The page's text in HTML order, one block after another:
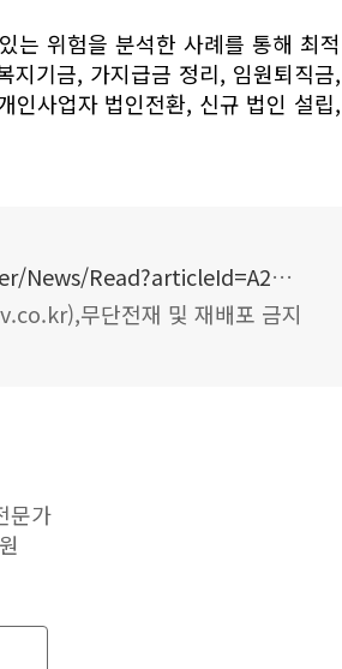
는 위험을 분석한 사례를 통해 최적
지기금, 가지급금 정리, 임원퇴직금,
인사업자 법인전환, 신규 법인 설립,
https://www.wowtv.co.kr/NewsCenter/News/Read?articleId=A202506090244
무단전재 및 재배포 금지
문가